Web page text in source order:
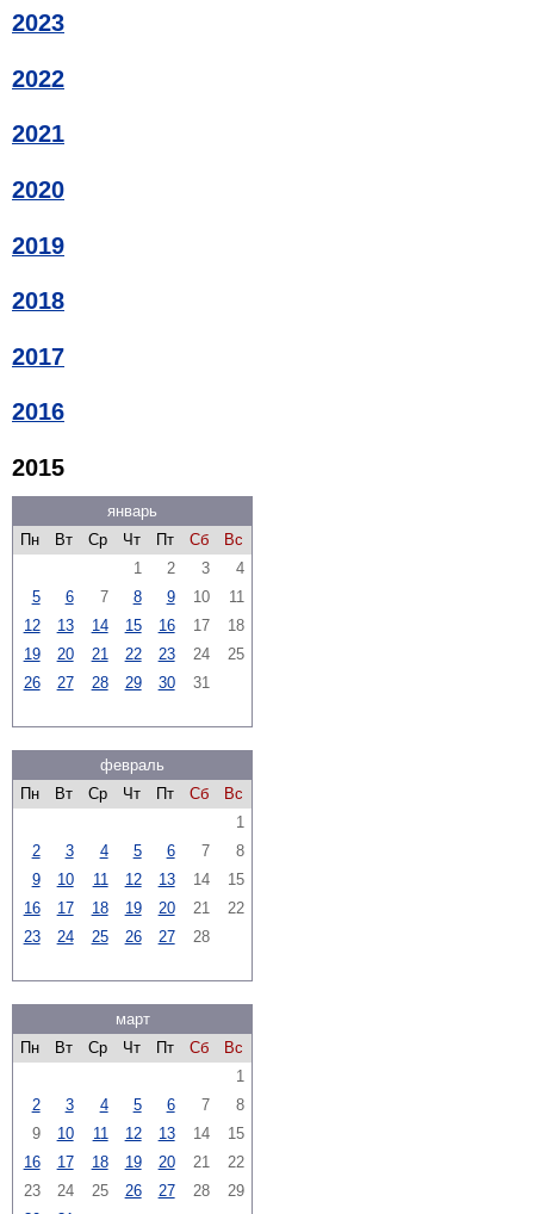
2023
2022
2021
2020
2019
2018
2017
2016
2015
январь
Пн
Вт Ср Чт Пт Сб
Вс
1
2 3
4
5
6 7 8 9 10
11
12
13 14 15 16 17
18
19
20 21 22 23 24
25
26
27 28 29 30 31
февраль
Пн
Вт Ср Чт Пт Сб
Вс
1
2
3 4 5 6 7
8
9
10 11 12 13 14
15
16
17 18 19 20 21
22
23
24 25 26 27 28
март
Пн
Вт Ср Чт Пт Сб
Вс
1
2
3 4 5 6 7
8
9
10 11 12 13 14
15
16
17 18 19 20 21
22
23
24 25 26 27 28
29